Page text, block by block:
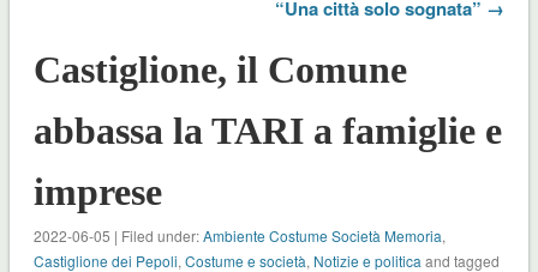
“Una città solo sognata” →
Castiglione, il Comune
abbassa la TARI a famiglie e
imprese
2022-06-05 | Filed under:Ambiente Costume Società Memoria,
Castiglione dei Pepoli, Costume e società, Notizie e politica and tagged